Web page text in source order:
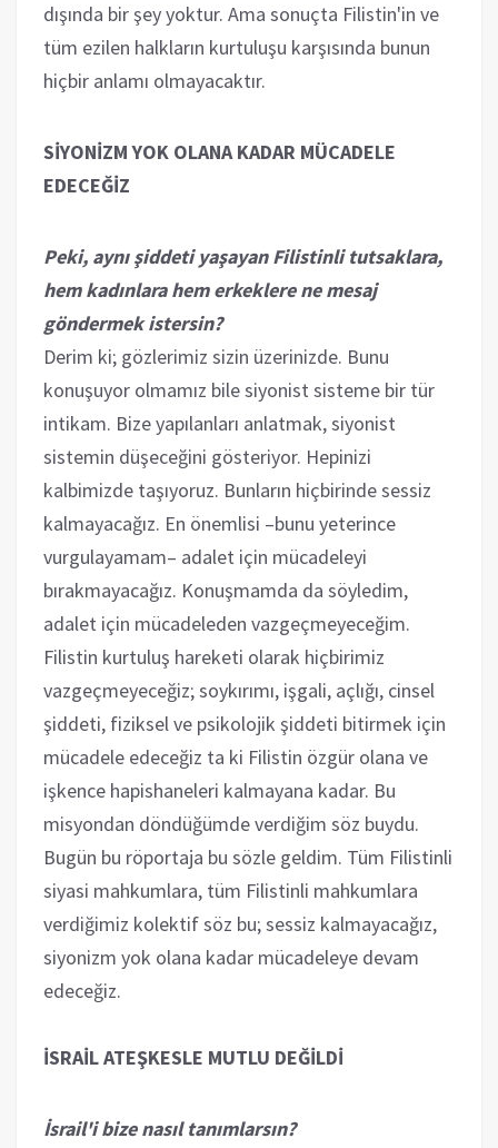
dışında bir şey yoktur. Ama sonuçta Filistin'in ve
tüm ezilen halkların kurtuluşu karşısında bunun
hiçbir anlamı olmayacaktır.
SİYONİZM YOK OLANA KADAR MÜCADELE
EDECEĞİZ
Peki, aynı şiddeti yaşayan Filistinli tutsaklara,
hem kadınlara hem erkeklere ne mesaj
göndermek istersin?
Derim ki; gözlerimiz sizin üzerinizde. Bunu
konuşuyor olmamız bile siyonist sisteme bir tür
intikam. Bize yapılanları anlatmak, siyonist
sistemin düşeceğini gösteriyor. Hepinizi
kalbimizde taşıyoruz. Bunların hiçbirinde sessiz
kalmayacağız. En önemlisi –bunu yeterince
vurgulayamam– adalet için mücadeleyi
bırakmayacağız. Konuşmamda da söyledim,
adalet için mücadeleden vazgeçmeyeceğim.
Filistin kurtuluş hareketi olarak hiçbirimiz
vazgeçmeyeceğiz; soykırımı, işgali, açlığı, cinsel
şiddeti, fiziksel ve psikolojik şiddeti bitirmek için
mücadele edeceğiz ta ki Filistin özgür olana ve
işkence hapishaneleri kalmayana kadar. Bu
misyondan döndüğümde verdiğim söz buydu.
Bugün bu röportaja bu sözle geldim. Tüm Filistinli
siyasi mahkumlara, tüm Filistinli mahkumlara
verdiğimiz kolektif söz bu; sessiz kalmayacağız,
siyonizm yok olana kadar mücadeleye devam
edeceğiz.
İSRAİL ATEŞKESLE MUTLU DEĞİLDİ
İsrail'i bize nasıl tanımlarsın?